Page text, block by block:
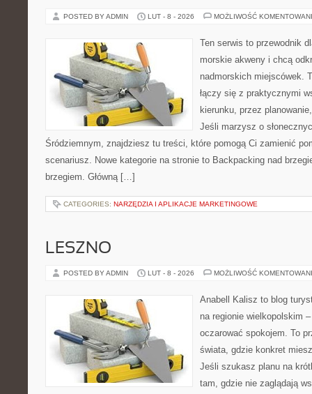
POSTED BY ADMIN LUT - 8 - 2026 MOŻLIWOŚĆ
Ten serwis to przewodnik
morskie akweny i chcą
nadmorskich miejscówek.
łączy się z praktycznymi
kierunku, przez
Jeśli marzysz o
Śródziemnym, znajdziesz tu treści, które pomogą Ci zamienić
scenariusz. Nowe kategorie na stronie to Backpacking nad
brzegiem. Główną […]
CATEGORIES: NARZĘDZIA I APLIKACJE MARKETINGOWE
LESZNO
POSTED BY ADMIN LUT - 8 - 2026 MOŻLIWOŚĆ
Anabell Kalisz to blog
na regionie wielkopolskim
oczarować spokojem. To
świata, gdzie konkret
Jeśli szukasz planu na
tam, gdzie nie zaglądają